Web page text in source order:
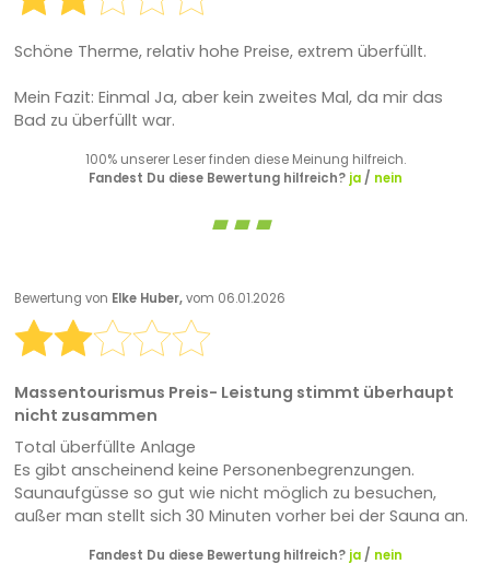
Schöne Therme, relativ hohe Preise, extrem überfüllt.
Mein Fazit: Einmal Ja, aber kein zweites Mal, da mir das
Bad zu überfüllt war.
100% unserer Leser finden diese Meinung hilfreich.
Fandest Du diese Bewertung hilfreich? ja/ nein
Bewertung von Elke Huber,vom 06.01.2026
Massentourismus Preis- Leistung stimmt überhaupt
nicht zusammen
Total überfüllte Anlage
Es gibt anscheinend keine Personenbegrenzungen.
Saunaufgüsse so gut wie nicht möglich zu besuchen,
außer man stellt sich 30 Minuten vorher bei der Sauna an.
Fandest Du diese Bewertung hilfreich? ja/ nein